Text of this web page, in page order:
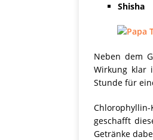
Shisha
Neben dem
Wirkung klar
Stunde für
geschafft
Getränke